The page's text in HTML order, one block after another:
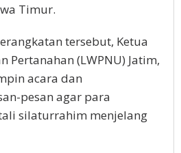
Timur.
tersebut, Ketua
Pertanahan (LWPNU) Jatim,
acara dan
pesan agar para
silaturrahim menjelang